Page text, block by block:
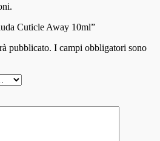
Cuticle Away 10ml”
pubblicato. I campi obbligatori sono